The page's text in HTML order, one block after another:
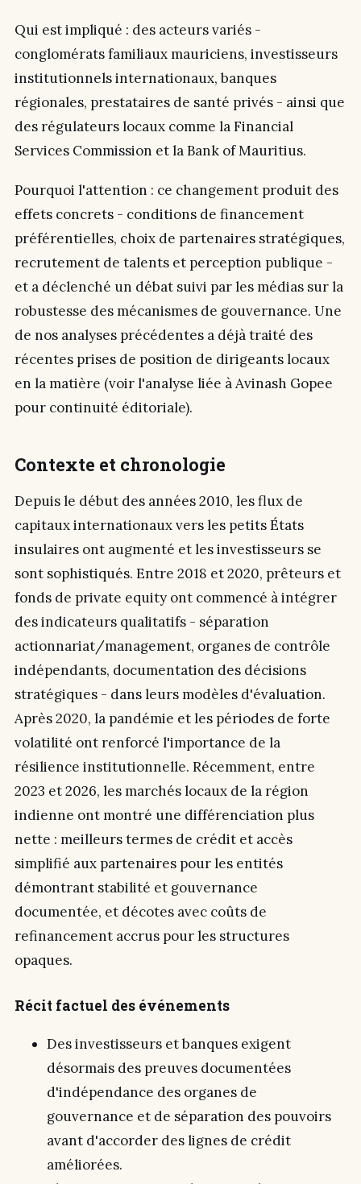
Qui est impliqué : des acteurs variés -
conglomérats familiaux mauriciens, investisseurs
institutionnels internationaux, banques
régionales, prestataires de santé privés - ainsi que
des régulateurs locaux comme la Financial
Services Commission et la Bank of Mauritius.
Pourquoi l'attention : ce changement produit des
effets concrets - conditions de financement
préférentielles, choix de partenaires stratégiques,
recrutement de talents et perception publique -
et a déclenché un débat suivi par les médias sur la
robustesse des mécanismes de gouvernance. Une
de nos analyses précédentes a déjà traité des
récentes prises de position de dirigeants locaux
en la matière (voir l'analyse liée à Avinash Gopee
pour continuité éditoriale).
Contexte et chronologie
Depuis le début des années 2010, les flux de
capitaux internationaux vers les petits États
insulaires ont augmenté et les investisseurs se
sont sophistiqués. Entre 2018 et 2020, prêteurs et
fonds de private equity ont commencé à intégrer
des indicateurs qualitatifs - séparation
actionnariat/management, organes de contrôle
indépendants, documentation des décisions
stratégiques - dans leurs modèles d'évaluation.
Après 2020, la pandémie et les périodes de forte
volatilité ont renforcé l'importance de la
résilience institutionnelle. Récemment, entre
2023 et 2026, les marchés locaux de la région
indienne ont montré une différenciation plus
nette : meilleurs termes de crédit et accès
simplifié aux partenaires pour les entités
démontrant stabilité et gouvernance
documentée, et décotes avec coûts de
refinancement accrus pour les structures
opaques.
Récit factuel des événements
Des investisseurs et banques exigent
désormais des preuves documentées
d'indépendance des organes de
gouvernance et de séparation des pouvoirs
avant d'accorder des lignes de crédit
améliorées.